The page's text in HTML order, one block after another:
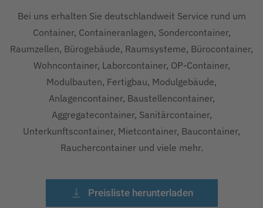
Bei uns erhalten Sie deutschlandweit Service rund um
Container, Containeranlagen, Sondercontainer,
Raumzellen, Bürogebäude, Raumsysteme, Bürocontainer,
Wohncontainer, Laborcontainer, OP-Container,
Modulbauten, Fertigbau, Modulgebäude,
Anlagencontainer, Baustellencontainer,
Aggregatecontainer, Sanitärcontainer,
Unterkunftscontainer, Mietcontainer, Baucontainer,
Rauchercontainer und viele mehr.
Preisliste herunterladen